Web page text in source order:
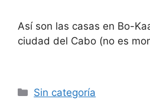
Así son las casas en Bo-
ciudad del Cabo (no es
Categorías
Sin categoría